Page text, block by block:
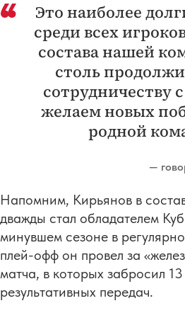
Это наиболее
среди всех
состава нашей
столь
сотрудничеству
желаем новых
родной
—
Напомним, Кирьянов в
дважды стал обладателем
минувшем сезоне в
плей-офф он провел за
матча, в которых забросил
результативных передач.